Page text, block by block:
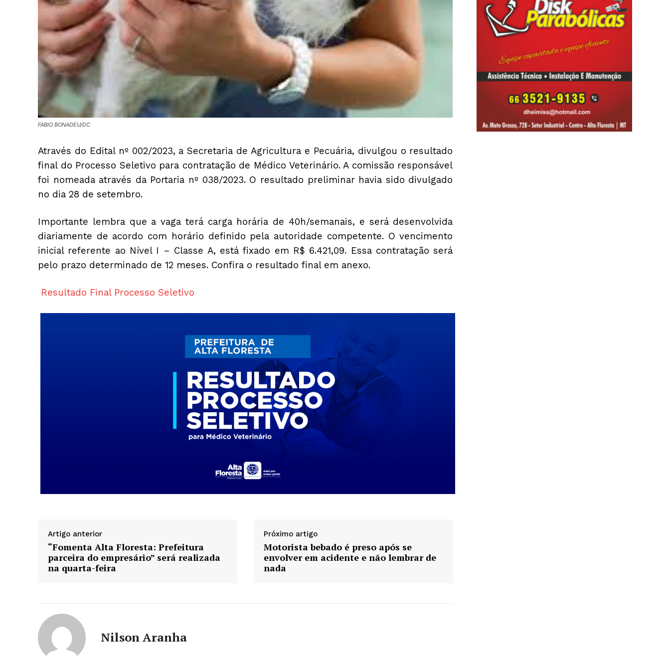
FABIO BONADEU/DC
Através do Edital nº 002/2023, a Secretaria de Agricultura e Pecuária, divulgou o resultado
final do Processo Seletivo para contratação de Médico Veterinário. A comissão responsável
foi nomeada através da Portaria nº 038/2023. O resultado preliminar havia sido divulgado
no dia 28 de setembro.
Importante lembra que a vaga terá carga horária de 40h/semanais, e será desenvolvida
diariamente de acordo com horário definido pela autoridade competente. O vencimento
inicial referente ao Nível I – Classe A, está fixado em R$ 6.421,09. Essa contratação será
pelo prazo determinado de 12 meses. Confira o resultado final em anexo.
Resultado Final Processo Seletivo
Artigo anterior
“Fomenta Alta Floresta: Prefeitura
parceira do empresário” será realizada
na quarta-feira
Próximo artigo
Motorista bebado é preso após se
envolver em acidente e não lembrar de
nada
Nilson Aranha